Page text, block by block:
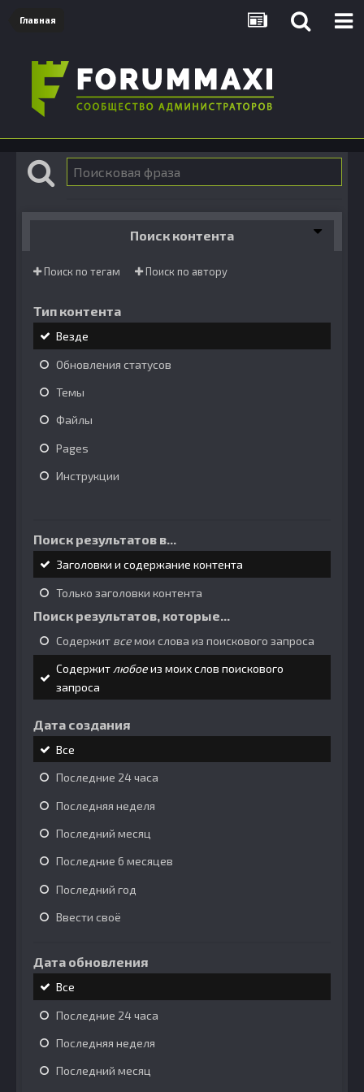
Главная
Поиск контента
Поиск по тегам Поиск по автору
Тип контента
Везде
Обновления статусов
Темы
Файлы
Pages
Инструкции
Поиск результатов в...
Заголовки и содержание контента
Только заголовки контента
Поиск результатов, которые...
Содержит всемои слова из поискового запроса
Содержитлюбоеиз моих слов поискового
запроса
Дата создания
Все
Последние 24 часа
Последняя неделя
Последний месяц
Последние 6 месяцев
Последний год
Ввести своё
Дата обновления
Все
Последние 24 часа
Последняя неделя
Последний месяц